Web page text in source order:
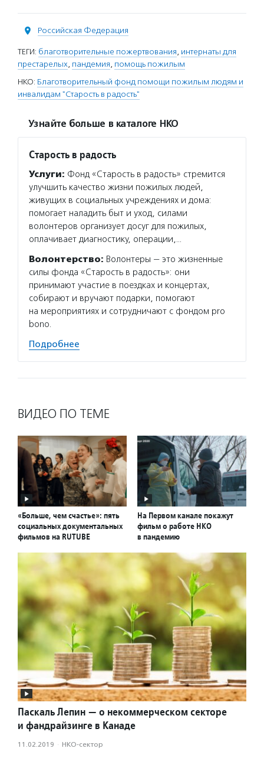
Российская Федерация
ТЕГИ: благотворительные пожертвования, интернаты для
престарелых, пандемия, помощь пожилым
НКО: Благотворительный фонд помощи пожилым людям и
инвалидам "Старость в радость"
Узнайте больше в каталоге НКО
Старость в радость
Услуги: Фонд «Старость в радость» стремится
улучшить качество жизни пожилых людей,
живущих в социальных учреждениях и дома:
помогает наладить быт и уход, силами
волонтеров организует досуг для пожилых,
оплачивает диагностику, операции,…
Волонтерство: Волонтеры — это жизненные
силы фонда «Старость в радость»: они
принимают участие в поездках и концертах,
собирают и вручают подарки, помогают
на мероприятиях и сотрудничают с фондом pro
bono.
Подробнее
ВИДЕО ПО ТЕМЕ
«Больше, чем счастье»: пять
социальных документальных
фильмов на RUTUBE
На Первом канале покажут
фильм о работе НКО
в пандемию
Паскаль Лепин — о некоммерческом секторе
и фандрайзинге в Канаде
11.02.2019 · НКО-сектор